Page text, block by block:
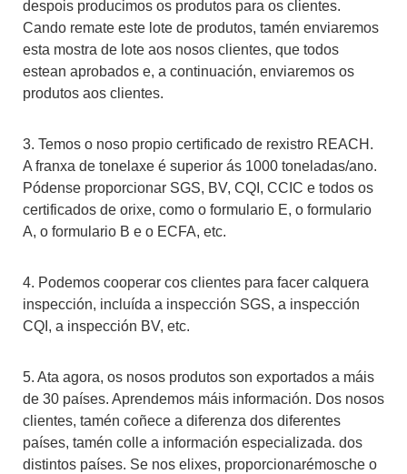
despois producimos os produtos para os clientes.
Cando remate este lote de produtos, tamén enviaremos
esta mostra de lote aos nosos clientes, que todos
estean aprobados e, a continuación, enviaremos os
produtos aos clientes.
3. Temos o noso propio certificado de rexistro REACH.
A franxa de tonelaxe é superior ás 1000 toneladas/ano.
Pódense proporcionar SGS, BV, CQI, CCIC e todos os
certificados de orixe, como o formulario E, o formulario
A, o formulario B e o ECFA, etc.
4. Podemos cooperar cos clientes para facer calquera
inspección, incluída a inspección SGS, a inspección
CQI, a inspección BV, etc.
5. Ata agora, os nosos produtos son exportados a máis
de 30 países. Aprendemos máis información. Dos nosos
clientes, tamén coñece a diferenza dos diferentes
países, tamén colle a información especializada. dos
distintos países. Se nos elixes, proporcionarémosche o